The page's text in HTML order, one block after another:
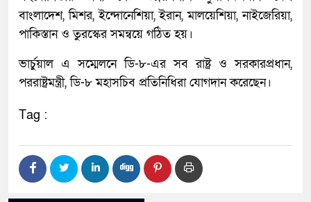
বাংলাদেশ, মিশর, ইন্দোনেশিয়া, ইরান, মালয়েশিয়া, নাইজেরিয়া,
পাকিস্তান ও তুরস্কের সমন্বয়ে গঠিত হয়।
ভার্চুয়াল এ সম্মেলনে ডি-৮-এর সব রাষ্ট্র ও সরকারপ্রধান,
পররাষ্ট্রমন্ত্রী, ডি-৮ মহাসচিব প্রতিনিধিরা যোগদান করেছেন।
Tag :